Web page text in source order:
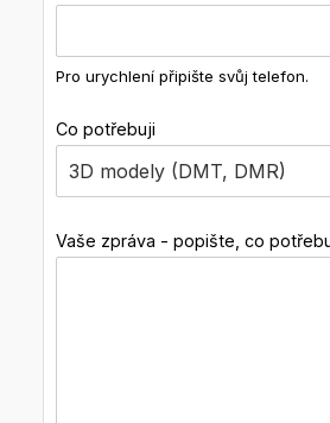
Pro urychlení připište svůj telefon.
Co potřebuji
Vaše zpráva - popište, co